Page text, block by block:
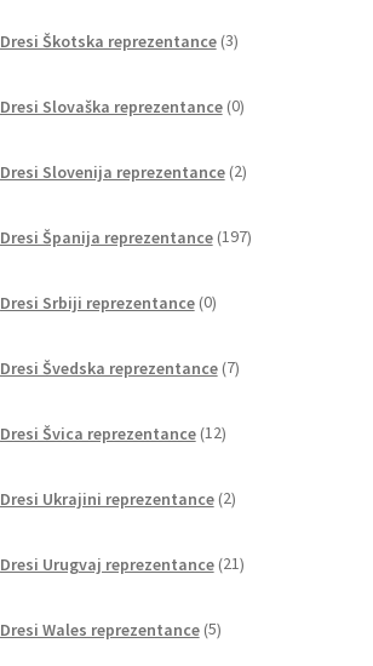
Dresi Škotska reprezentance 3izdelki
Dresi Slovaška reprezentance 0izdelkov
Dresi Slovenija reprezentance 2izdelka
Dresi Španija reprezentance 197izdelkov
Dresi Srbiji reprezentance 0izdelkov
Dresi Švedska reprezentance 7izdelkov
Dresi Švica reprezentance 12izdelkov
Dresi Ukrajini reprezentance 2izdelka
Dresi Urugvaj reprezentance 21izdelkov
Dresi Wales reprezentance 5izdelkov